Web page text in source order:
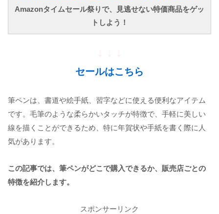
Amazonタイムセール祭りで、見逃せない特価商品をゲッ
トしよう！
セールはこちら
筆ペンは、書道や絵手紙、習字などに使える便利なアイテム
です。毛筆のような柔らかいタッチが特徴で、手軽に美しい
線を描くことができるため、特に年賀状や手紙を書く際に人
気があります。
この記事では、筆ペンがどこで購入できるか、販売店ごとの
特徴を紹介します。
スポンサーリンク